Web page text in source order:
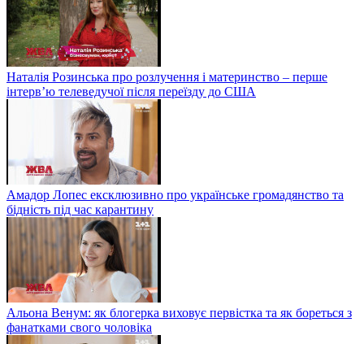
Наталія Розинська про розлучення і материнство – перше
інтерв’ю телеведучої після переїзду до США
Амадор Лопес ексклюзивно про українське громадянство та
бідність під час карантину
Альона Венум: як блогерка виховує первістка та як бореться з
фанатками свого чоловіка